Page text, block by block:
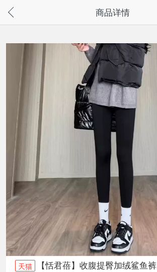
请通过微信或支付宝搜“奇兔客小程序”访问
商品详情
天猫 【恬君蓓】收腹提臀加绒鲨鱼裤